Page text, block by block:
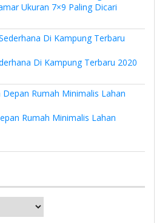
Ukuran 7×9 Paling Dicari
Di Kampung Terbaru 2020
Rumah Minimalis Lahan